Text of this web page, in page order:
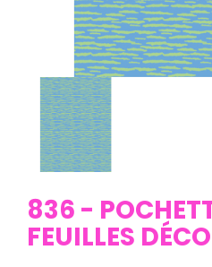
836 -
FEUILLES